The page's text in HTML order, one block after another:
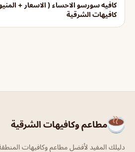
كافيه سورسو الاحساء ( الاسعار +
كافيهات الشرقية
مطاعم وكافيهات الشرقية
دليلك المفيد لأفضل مطاعم وكافيهات المنطقة